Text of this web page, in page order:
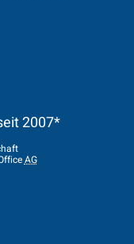
2007*
AG